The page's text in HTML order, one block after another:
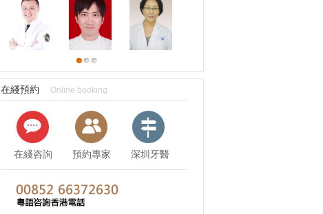
在綫預約 Online booking
在綫咨詢 預約專家
深圳牙醫